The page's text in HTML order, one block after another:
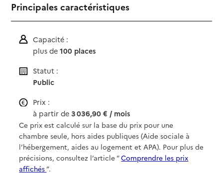
Principales caractéristiques
Capacité :
plus de100 places
Statut :
Public
Prix :
à partir de3 036,90 € / mois
Ce prix est calculé sur la base du prix pour une
chambre seule, hors aides publiques (Aide sociale à
l’hébergement, aides au logement et APA). Pour plus de
précisions, consultez l’article “Comprendre les prix
affichés”.